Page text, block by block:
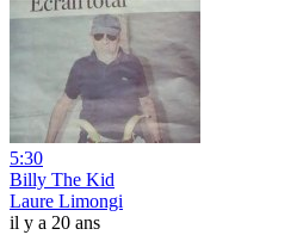
5:30
Billy The Kid
Laure Limongi
il y a 20 ans